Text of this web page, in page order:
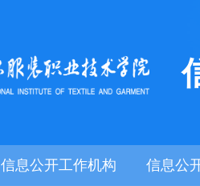
信息公开工作机构 信息公